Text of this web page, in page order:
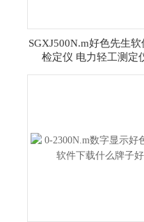
SGXJ500N.m好色先生
检定仪 电力轻工测定